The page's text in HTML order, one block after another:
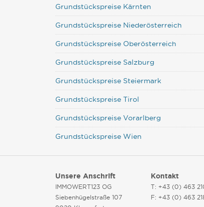
Grundstückspreise Kärnten
Grundstückspreise Niederösterreich
Grundstückspreise Oberösterreich
Grundstückspreise Salzburg
Grundstückspreise Steiermark
Grundstückspreise Tirol
Grundstückspreise Vorarlberg
Grundstückspreise Wien
Unsere Anschrift
IMMOWERT123 OG
Siebenhügelstraße 107
Kontakt
T: +43 (0) 463
F: +43 (0) 463